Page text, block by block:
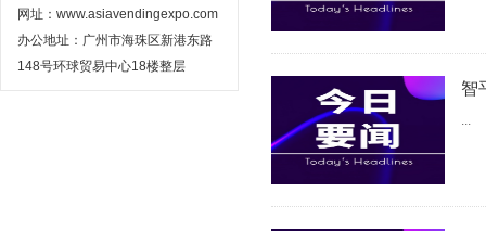
网址：www.asiavendingexpo.com
办公地址：广州市海珠区新港东路
148号环球贸易中心18楼整层
智
...